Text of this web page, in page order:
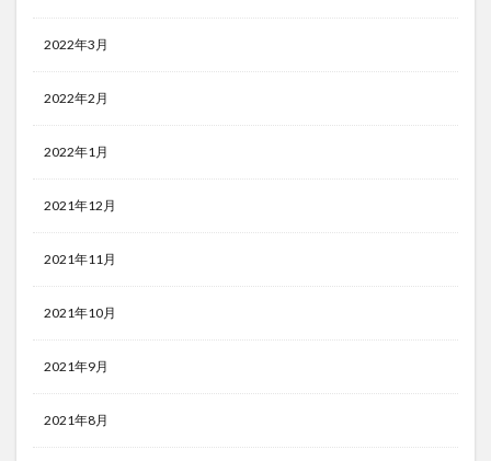
2022年3月
2022年2月
2022年1月
2021年12月
2021年11月
2021年10月
2021年9月
2021年8月